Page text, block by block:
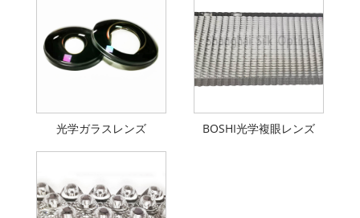
光学ガラスレンズ BOSHI光学複眼レンズ